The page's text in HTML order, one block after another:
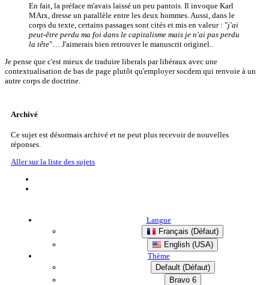
En fait, la préface m'avais laissé un peu pantois. Il invoque Karl
MArx, dresse un parallèle entre les deux hommes. Aussi, dans le
corps du texte, certains passages sont cités et mis en valeur : "j'ai
peut-être perdu ma foi dans le capitalisme mais je n'ai pas perdu
la tête"… J'aimerais bien retrouver le manuscrit originel..
Je pense que c'est mieux de traduire liberals par libéraux avec une
contextualisation de bas de page plutôt qu'employer socdem qui renvoie à un
autre corps de doctrine.
Archivé
Ce sujet est désormais archivé et ne peut plus recevoir de nouvelles
réponses.
Aller sur la liste des sujets
Langue
Français (Défaut)
English (USA)
Thème
Default (Défaut)
Bravo 6